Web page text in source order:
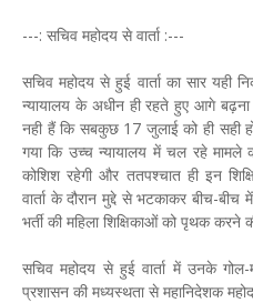
---: सचिव महोदय से वार्ता :---
सचिव महोदय से हुई वार्ता का सार यही
न्यायालय के अधीन ही रहते हुए आगे
नही हैं कि सबकुछ 17 जुलाई को ही सही
गया कि उच्च न्यायालय में चल रहे मामले
कोशिश रहेगी और ततपश्चात ही इन
वार्ता के दौरान मुद्दे से भटकाकर बीच-
भर्ती की महिला शिक्षिकाओं को पृथक करने
सचिव महोदय से हुई वार्ता में उनके
प्रशासन की मध्यस्थता से महानिदेशक